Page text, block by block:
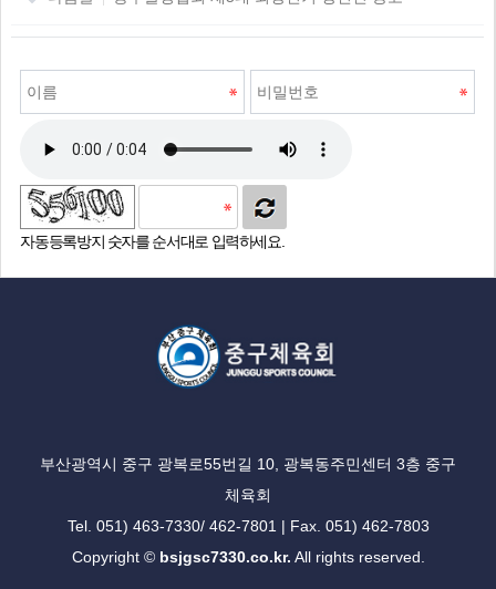
자동등록방지 숫자를 순서대로 입력하세요.
부산광역시 중구 광복로55번길 10, 광복동주민센터 3층 중구
체육회
Tel. 051) 463-7330/ 462-7801 | Fax. 051) 462-7803
Copyright © bsjgsc7330.co.kr. All rights reserved.